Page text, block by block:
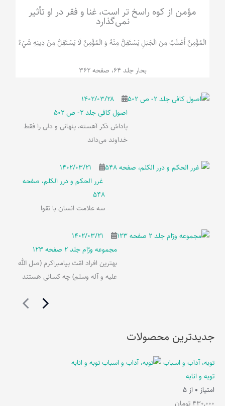
مؤمن از کوه راسخ تر است، غنا و فقر در او تأثیر
نمی‌گذارد
الْمُؤْمِنُ‌ أَصْلَبُ‌ مِنَ‌ الْجَبَلِ‌ یَسْتَقِلُّ مِنْهُ وَ الْمُؤْمِنُ لَا يَسْتَقِلُّ مِنْ دِينِهِ شَيْ‌ءٌ
بحار جلد 64، صفحه 362
۱۴۰۲/۰۳/۲۸
اصول کافی جلد 2- ص 502
پاداش ذکر آهسته، پنهانی و دلی را فقط
خداوند می‌داند
۱۴۰۲/۰۳/۲۱
غرر الحکم و درر الکلم، صفحه
548
سه علامت انسان با تقوا
۱۴۰۲/۰۳/۲۱
مجموعه ورّام جلد 2 صفحه 123
بهترین افراد امّت پیامبراکرم (صل الله
علیه و آله وسلم) چه کسانی هستند
جدیدترین محصولات
توبه، آداب و اسباب
توبه و انابه
امتیاز 0 از 5
430,000 تومان